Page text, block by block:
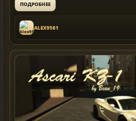
ПОДРОБНЕЕ
ALEX9581